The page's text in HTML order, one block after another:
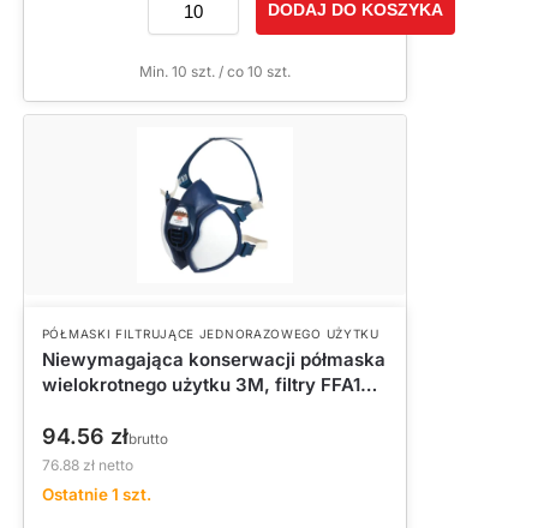
DODAJ DO KOSZYKA
Min. 10 szt. / co 10 szt.
PÓŁMASKI FILTRUJĄCE JEDNORAZOWEGO UŻYTKU
Niewymagająca konserwacji półmaska
wielokrotnego użytku 3M, filtry FFA1P2
94.56 złbrutto
76.88 złnetto
Ostatnie 1 szt.